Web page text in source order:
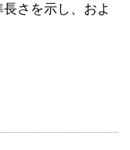
さを示し、およ